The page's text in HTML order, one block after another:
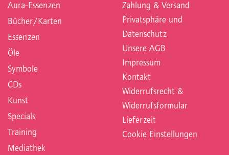
Aura-Essenzen
Bücher/Karten
Essenzen
Öle
Symbole
CDs
Kunst
Specials
Training
Mediathek
Zahlung & Versand
Privatsphäre und
Datenschutz
Unsere AGB
Impressum
Kontakt
Widerrufsrecht &
Widerrufsformular
Lieferzeit
Cookie Einstellungen